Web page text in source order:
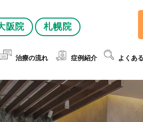
阪院 札幌院
治療の流れ 症例紹介 よくあ